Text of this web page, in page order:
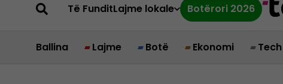
Të FunditLajme lokale Botërori 2026
Ballina Lajme Botë Ekonomi Tech